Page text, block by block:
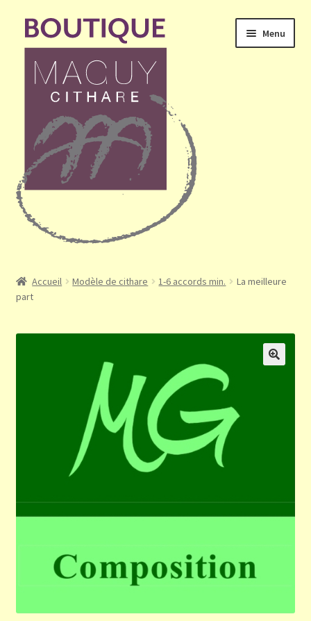
Aller
navigation
Aller
contenu
Menu
Mon compte
Validation de la commande
Accueil Modèle de cithare 1-6 accords min.
La meilleure
part